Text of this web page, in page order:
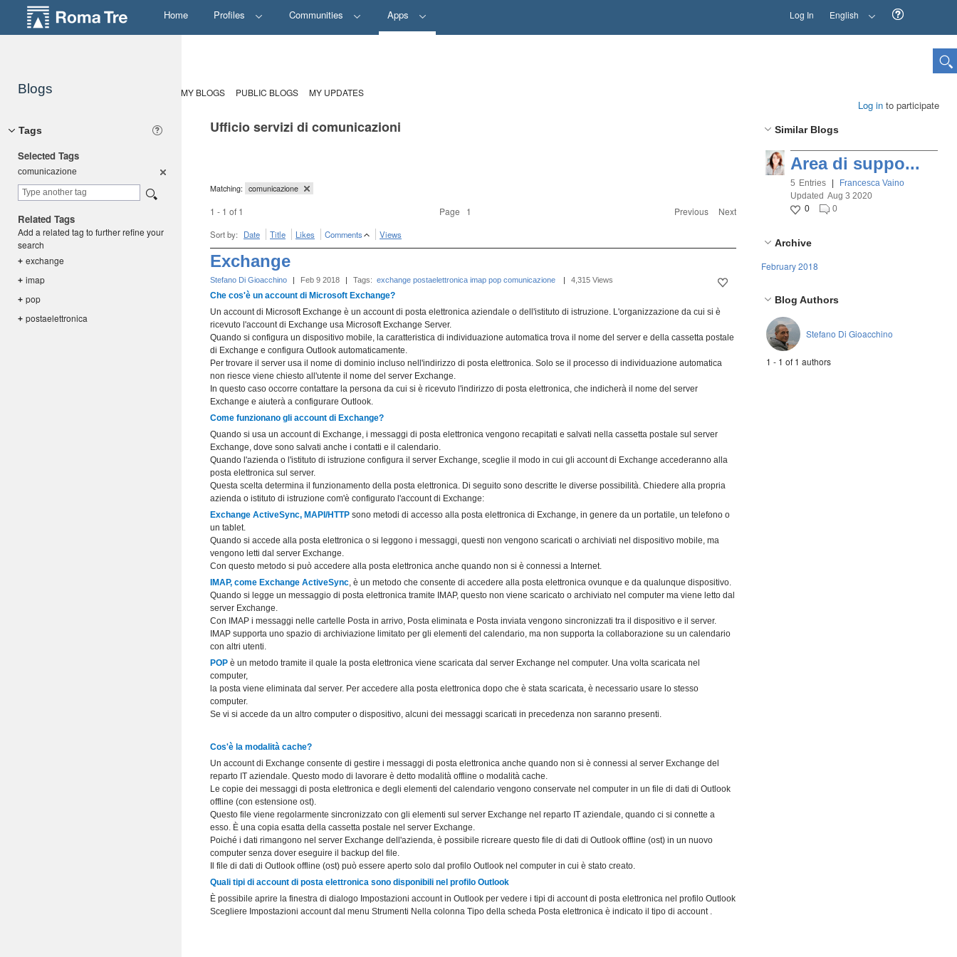
Home Profiles Communities Apps Log In English
Blogs MY BLOGS PUBLIC BLOGS MY UPDATES
Log in to participate
Tags
Selected Tags
comunicazione
Related Tags
Add a related tag to further refine your
search
+ exchange
+ imap
+ pop
+ postaelettronica
Similar Blogs
Area di suppo...
5 Entries
Francesca Vaino
Updated Aug 3 2020
0
0
Archive
February 2018
Blog Authors
Stefano Di Gioacchino
1 - 1 of 1 authors
Ufficio servizi di comunicazioni
Matching: comunicazione
1 - 1 of 1 Previous Next
Page 1
Sort by: Date Title Likes Comments Views
Exchange
Stefano Di Gioacchino | Feb 9 2018 | Tags: exchange postaelettronica imap pop comunicazione | 4,315 Views
Che cos'è un account di Microsoft Exchange?
Un account di Microsoft Exchange è un account di posta elettronica aziendale o dell'istituto di istruzione. L'organizzazione da cui si è
ricevuto l'account di Exchange usa Microsoft Exchange Server.
Quando si configura un dispositivo mobile, la caratteristica di individuazione automatica trova il nome del server e della cassetta postale
di Exchange e configura Outlook automaticamente.
Per trovare il server usa il nome di dominio incluso nell'indirizzo di posta elettronica. Solo se il processo di individuazione automatica
non riesce viene chiesto all'utente il nome del server Exchange.
In questo caso occorre contattare la persona da cui si è ricevuto l'indirizzo di posta elettronica, che indicherà il nome del server
Exchange e aiuterà a configurare Outlook.
Come funzionano gli account di Exchange?
Quando si usa un account di Exchange, i messaggi di posta elettronica vengono recapitati e salvati nella cassetta postale sul server
Exchange, dove sono salvati anche i contatti e il calendario.
Quando l'azienda o l'istituto di istruzione configura il server Exchange, sceglie il modo in cui gli account di Exchange accederanno alla
posta elettronica sul server.
Questa scelta determina il funzionamento della posta elettronica. Di seguito sono descritte le diverse possibilità. Chiedere alla propria
azienda o istituto di istruzione com'è configurato l'account di Exchange:
Exchange ActiveSync, MAPI/HTTP sono metodi di accesso alla posta elettronica di Exchange, in genere da un portatile, un telefono o
un tablet.
Quando si accede alla posta elettronica o si leggono i messaggi, questi non vengono scaricati o archiviati nel dispositivo mobile, ma
vengono letti dal server Exchange.
Con questo metodo si può accedere alla posta elettronica anche quando non si è connessi a Internet.
IMAP, come Exchange ActiveSync, è un metodo che consente di accedere alla posta elettronica ovunque e da qualunque dispositivo.
Quando si legge un messaggio di posta elettronica tramite IMAP, questo non viene scaricato o archiviato nel computer ma viene letto dal
server Exchange.
Con IMAP i messaggi nelle cartelle Posta in arrivo, Posta eliminata e Posta inviata vengono sincronizzati tra il dispositivo e il server.
IMAP supporta uno spazio di archiviazione limitato per gli elementi del calendario, ma non supporta la collaborazione su un calendario
con altri utenti.
POP è un metodo tramite il quale la posta elettronica viene scaricata dal server Exchange nel computer. Una volta scaricata nel
computer,
la posta viene eliminata dal server. Per accedere alla posta elettronica dopo che è stata scaricata, è necessario usare lo stesso
computer.
Se vi si accede da un altro computer o dispositivo, alcuni dei messaggi scaricati in precedenza non saranno presenti.
Cos'è la modalità cache?
Un account di Exchange consente di gestire i messaggi di posta elettronica anche quando non si è connessi al server Exchange del
reparto IT aziendale. Questo modo di lavorare è detto modalità offline o modalità cache.
Le copie dei messaggi di posta elettronica e degli elementi del calendario vengono conservate nel computer in un file di dati di Outlook
offline (con estensione ost).
Questo file viene regolarmente sincronizzato con gli elementi sul server Exchange nel reparto IT aziendale, quando ci si connette a
esso. È una copia esatta della cassetta postale nel server Exchange.
Poiché i dati rimangono nel server Exchange dell'azienda, è possibile ricreare questo file di dati di Outlook offline (ost) in un nuovo
computer senza dover eseguire il backup del file.
Il file di dati di Outlook offline (ost) può essere aperto solo dal profilo Outlook nel computer in cui è stato creato.
Quali tipi di account di posta elettronica sono disponibili nel profilo Outlook
È possibile aprire la finestra di dialogo Impostazioni account in Outlook per vedere i tipi di account di posta elettronica nel profilo Outlook
Scegliere Impostazioni account dal menu Strumenti Nella colonna Tipo della scheda Posta elettronica è indicato il tipo di account .